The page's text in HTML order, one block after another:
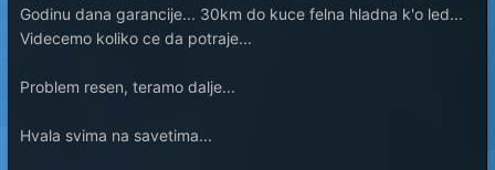
Godinu dana garancije... 30km do kuce felna hladna k'o led...
Videcemo koliko ce da potraje...
Problem resen, teramo dalje...
Hvala svima na savetima...